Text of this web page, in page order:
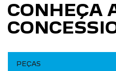
CONHEÇA
PEÇAS